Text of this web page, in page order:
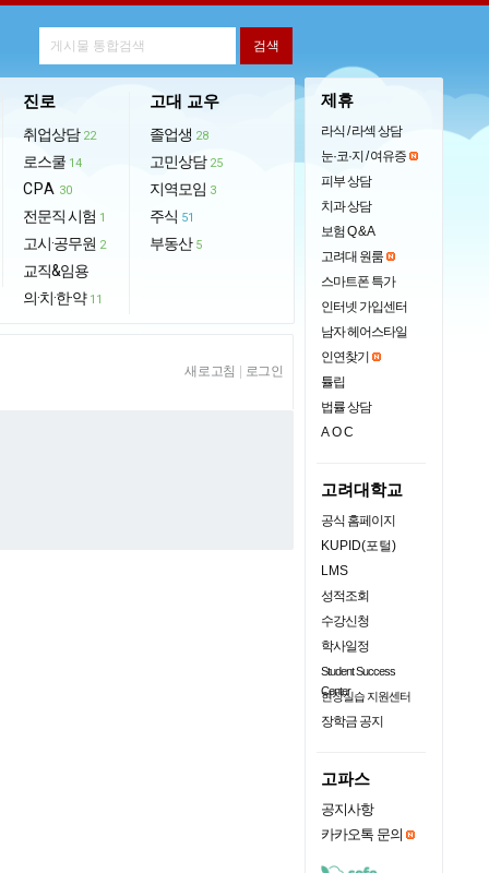
진로
취업상담 22
로스쿨 14
CPA 30
전문직 시험 1
고시·공무원 2
교직&임용
의·치·한·약 11
고대 교우
졸업생 28
고민상담 25
지역모임 3
주식 51
부동산 5
새로고침 로그인
제휴
라식 / 라섹 상담
눈·코·지 / 여유증
피부 상담
치과 상담
보험 Q & A
고려대 원룸
스마트폰 특가
인터넷 가입센터
남자 헤어스타일
인연찾기
튤립
법률 상담
AOC
고려대학교
공식 홈페이지
KUPID(포털)
LMS
성적조회
수강신청
학사일정
Student Success
Center
현장실습 지원센터
장학금 공지
고파스
공지사항
카카오톡 문의